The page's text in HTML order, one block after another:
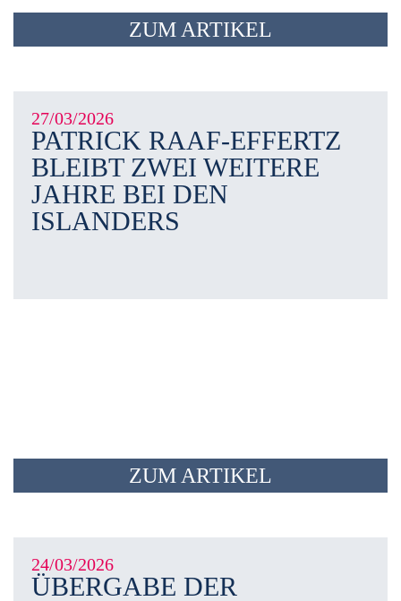
ZUM ARTIKEL
27/03/2026
PATRICK RAAF-EFFERTZ
BLEIBT ZWEI WEITERE
JAHRE BEI DEN
ISLANDERS
ZUM ARTIKEL
24/03/2026
ÜBERGABE DER